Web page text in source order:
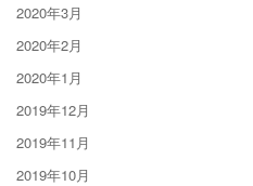
2020年3月
2020年2月
2020年1月
2019年12月
2019年11月
2019年10月